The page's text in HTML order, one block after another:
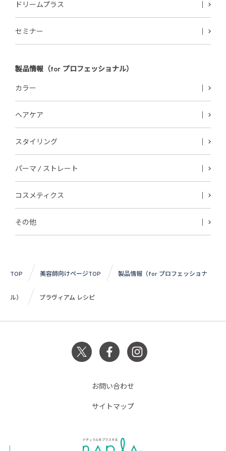
ドリームプラス
セミナー
製品情報（for プロフェッショナル）
カラー
ヘアケア
スタイリング
パーマ / ストレート
コスメティクス
その他
TOP 美容師向けページTOP 製品情報（for プロフェッショナ
ル） プラヴィアム レシピ
お問い合わせ
サイトマップ